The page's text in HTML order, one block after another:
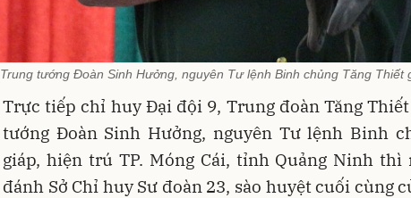
Trung tướng Đoàn Sinh Hưởng, nguyên Tư lệnh Binh chủng Tăng Thiết
Trực tiếp chỉ huy Đại đội 9, Trung đoàn Tăng
tướng Đoàn Sinh Hưởng, nguyên Tư lệnh Binh
giáp, hiện trú TP. Móng Cái, tỉnh Quảng Ninh
đánh Sở Chỉ huy Sư đoàn 23, sào huyệt cuối cùng